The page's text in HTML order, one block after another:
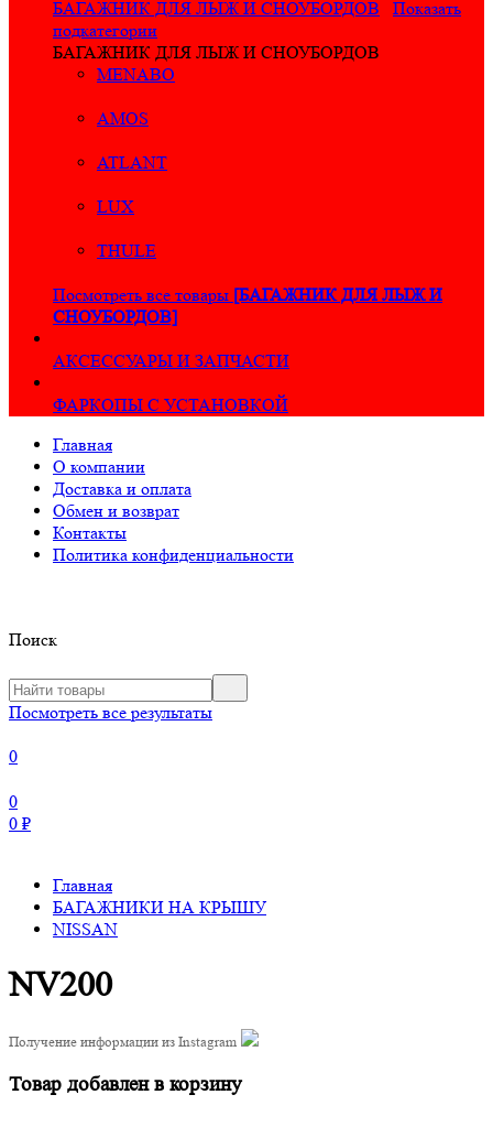
БАГАЖНИК ДЛЯ ЛЫЖ И СНОУБОРДОВ
Показать
подкатегории
БАГАЖНИК ДЛЯ ЛЫЖ И СНОУБОРДОВ
MENABO
AMOS
ATLANT
LUX
THULE
Посмотреть все товары [БАГАЖНИК ДЛЯ ЛЫЖ И
СНОУБОРДОВ]
АКСЕССУАРЫ И ЗАПЧАСТИ
ФАРКОПЫ С УСТАНОВКОЙ
Главная
О компании
Доставка и оплата
Обмен и возврат
Контакты
Политика конфиденциальности
Поиск
Посмотреть все результаты
0
0
0 ₽
Главная
БАГАЖНИКИ НА КРЫШУ
NISSAN
NV200
Получение информации из Instagram
Товар добавлен в корзину